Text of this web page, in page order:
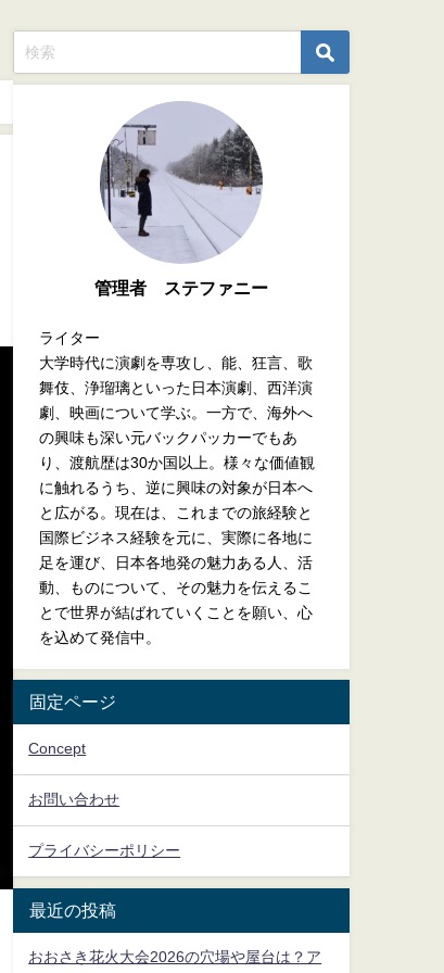
管理者 ステファニー
ライター
大学時代に演劇を専攻し、能、狂言、歌
舞伎、浄瑠璃といった日本演劇、西洋演
劇、映画について学ぶ。一方で、海外へ
の興味も深い元バックパッカーでもあ
り、渡航歴は30か国以上。様々な価値観
に触れるうち、逆に興味の対象が日本へ
と広がる。現在は、これまでの旅経験と
国際ビジネス経験を元に、実際に各地に
足を運び、日本各地発の魅力ある人、活
動、ものについて、その魅力を伝えるこ
とで世界が結ばれていくことを願い、心
を込めて発信中。
固定ページ
Concept
お問い合わせ
プライバシーポリシー
最近の投稿
おおさき花火大会2026の穴場や屋台は？ア